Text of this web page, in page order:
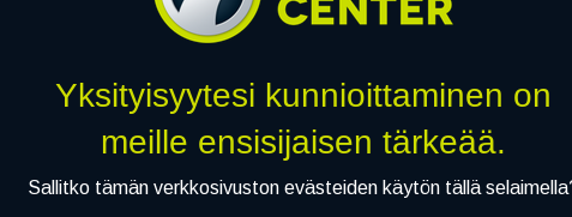
Tällä tuotteella ei ole
Jaa
Toimitusehdot
Yksityisyytesi kunnioittaminen on
meille ensisijaisen tärkeää.
Sallitko tämän verkkosivuston evästeiden käytön tällä